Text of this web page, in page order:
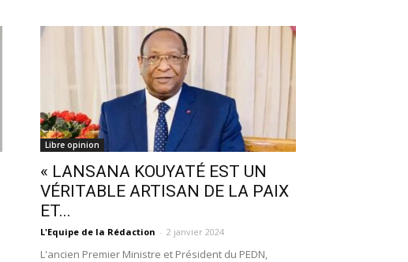
Libre opinion
« LANSANA KOUYATÉ EST UN
VÉRITABLE ARTISAN DE LA PAIX
ET...
L'Equipe de la Rédaction - 2 janvier 2024
L'ancien Premier Ministre et Président du PEDN,